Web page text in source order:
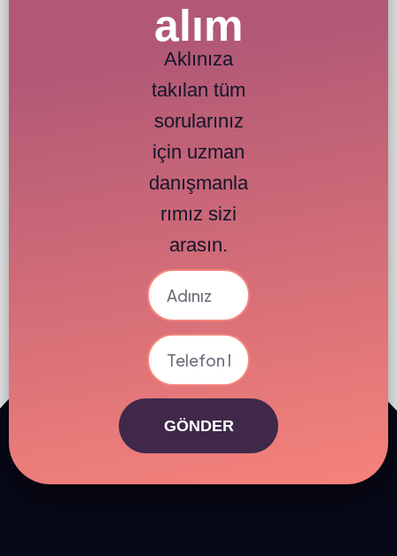
alım
Aklınıza
takılan tüm
sorularınız
için uzman
danışmanla
rımız sizi
arasın.
GÖNDER